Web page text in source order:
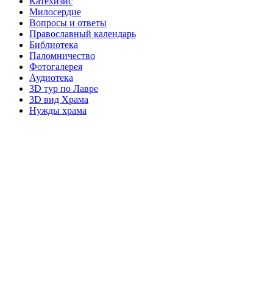
Милосердие
Вопросы и ответы
Православный календарь
Библиотека
Паломничество
Фотогалерея
Аудиотека
3D тур по Лавре
3D вид Храма
Нужды храма